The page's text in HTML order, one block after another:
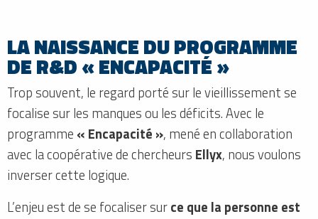
LA NAISSANCE DU PROGRAMME
DE R&D « ENCAPACITÉ »
Trop souvent, le regard porté sur le vieillissement se
focalise sur les manques ou les déficits. Avec le
programme « Encapacité », mené en collaboration
avec la coopérative de chercheurs Ellyx, nous voulons
inverser cette logique.
L’enjeu est de se focaliser surce que la personne est